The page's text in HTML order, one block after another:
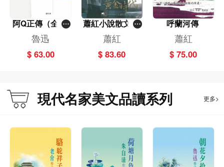
阿Q正傳（全新
典藏版）
魯迅
$ 63.00
蕭紅小說散文集
精選 (增訂本)
蕭紅
$ 83.60
呼蘭河傳
蕭紅
$ 75.00
現代名家美文品讀系列 更多>